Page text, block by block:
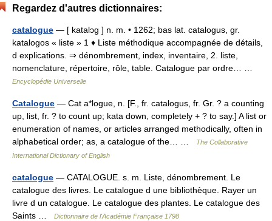
Regardez d'autres dictionnaires:
catalogue — [ katalɔg ] n. m. • 1262; bas lat. catalogus, gr.
katalogos « liste » 1 ♦ Liste méthodique accompagnée de détails,
d explications. ⇒ dénombrement, index, inventaire, 2. liste,
nomenclature, répertoire, rôle, table. Catalogue par ordre… …
Encyclopédie Universelle
Catalogue — Cat a*logue, n. [F., fr. catalogus, fr. Gr. ? a counting
up, list, fr. ? to count up; kata down, completely + ? to say.] A list or
enumeration of names, or articles arranged methodically, often in
alphabetical order; as, a catalogue of the… …
The Collaborative
International Dictionary of English
catalogue — CATALOGUE. s. m. Liste, dénombrement. Le
catalogue des livres. Le catalogue d une bibliothèque. Rayer un
livre d un catalogue. Le catalogue des plantes. Le catalogue des
Saints …
Dictionnaire de l'Académie Française 1798